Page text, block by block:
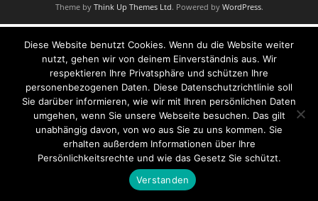
Theme by Think Up Themes Ltd. Powered by WordPress.
Diese Website benutzt Cookies. Wenn du die Website weiter
nutzt, gehen wir von deinem Einverständnis aus. Wir
respektieren Ihre Privatsphäre und schützen Ihre
personenbezogenen Daten. Diese Datenschutzrichtlinie soll
Sie darüber informieren, wie wir mit Ihren persönlichen Daten
umgehen, wenn Sie unsere Webseite besuchen. Das gilt
unabhängig davon, von wo aus Sie zu uns kommen. Sie
erhalten außerdem Informationen über Ihre
Persönlichkeitsrechte und wie das Gesetz Sie schützt.
Verstanden